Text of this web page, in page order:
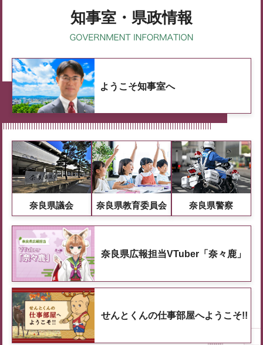
知事室・県政情報
ようこそ知事室へ
奈良県議会 奈良県教育委員会 奈良県警察
奈良県広報担当VTuber「奈々鹿」
せんとくんの仕事部屋へようこそ!!